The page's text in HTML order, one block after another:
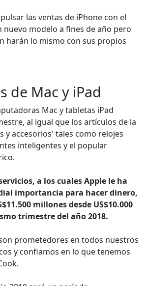
las ventas de iPhone con el
nuevo modelo a fines de año pero
harán lo mismo con sus propios
de Mac y iPad
Mac y tabletas iPad
al igual que los artículos de la
y accesorios' tales como relojes
inteligentes y el popular
a los cuales Apple le ha
importancia para hacer dinero,
millones desde US$10.000
trimestre del año 2018.
prometedores en todos nuestros
y confiamos en lo que tenemos